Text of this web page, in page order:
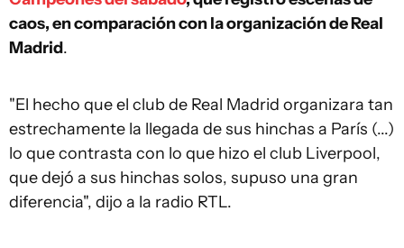
caos, en comparación con la organización de Real
Madrid.
"El hecho que el club de Real Madrid organizara tan
estrechamente la llegada de sus hinchas a París (...)
lo que contrasta con lo que hizo el club Liverpool,
que dejó a sus hinchas solos, supuso una gran
diferencia", dijo a la radio RTL.